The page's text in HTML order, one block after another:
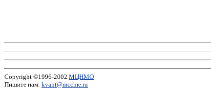
Copyright ©1996-2002 МЦНМО
Пишите нам: kvant@mccme.ru